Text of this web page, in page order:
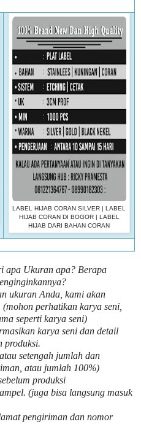
LABEL HIJAB CORAN SILVER | LABEL
HIJAB CORAN DI BOGOR | LABEL
HIJAB DARI BAHAN CORAN
apa Ukuran apa? Berapa
ukuran Anda, kami akan
perhatikan karya seni,
seperti karya seni)
karya seni dan detail
produksi.
setengah jumlah dan
atau jumlah 100%)
produksi
(juga bisa langsung masuk
pengiriman dan nomor